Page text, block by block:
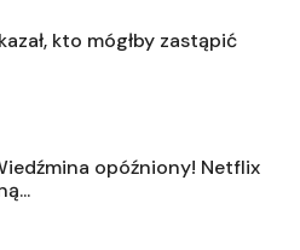
kto mógłby zastąpić
opóźniony! Netflix